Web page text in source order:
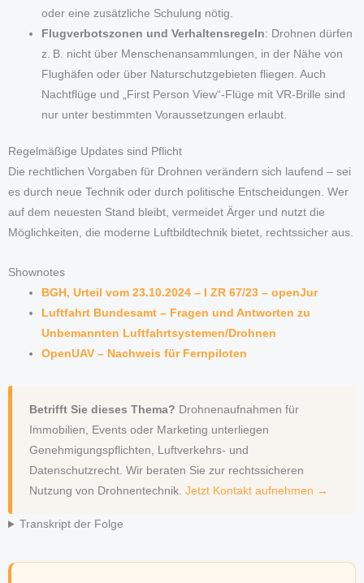
oder eine zusätzliche Schulung nötig.
Flugverbotszonen und Verhaltensregeln: Drohnen dürfen
z. B. nicht über Menschenansammlungen, in der Nähe von
Flughäfen oder über Naturschutzgebieten fliegen. Auch
Nachtflüge und „First Person View“-Flüge mit VR-Brille sind
nur unter bestimmten Voraussetzungen erlaubt.
Regelmäßige Updates sind Pflicht
Die rechtlichen Vorgaben für Drohnen verändern sich laufend – sei
es durch neue Technik oder durch politische Entscheidungen. Wer
auf dem neuesten Stand bleibt, vermeidet Ärger und nutzt die
Möglichkeiten, die moderne Luftbildtechnik bietet, rechtssicher aus.
Shownotes
BGH, Urteil vom 23.10.2024 – I ZR 67/23 – openJur
Luftfahrt Bundesamt – Fragen und Antworten zu
Unbemannten Luftfahrtsystemen/Drohnen
OpenUAV – Nachweis für Fernpiloten
Betrifft Sie dieses Thema? Drohnenaufnahmen für
Immobilien, Events oder Marketing unterliegen
Genehmigungspflichten, Luftverkehrs- und
Datenschutzrecht. Wir beraten Sie zur rechtssicheren
Nutzung von Drohnentechnik. Jetzt Kontakt aufnehmen →
Transkript der Folge